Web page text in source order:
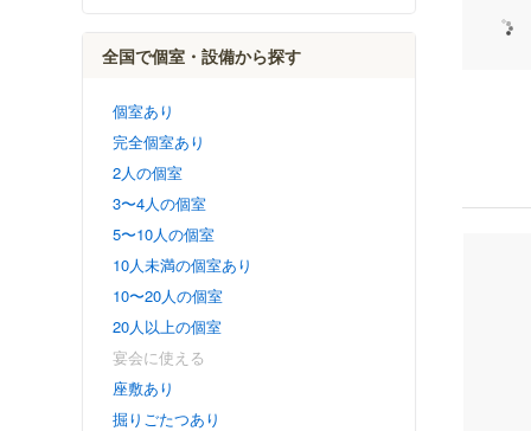
全国で個室・設備から探す
個室あり
完全個室あり
2人の個室
3〜4人の個室
5〜10人の個室
10人未満の個室あり
10〜20人の個室
20人以上の個室
宴会に使える
座敷あり
掘りごたつあり